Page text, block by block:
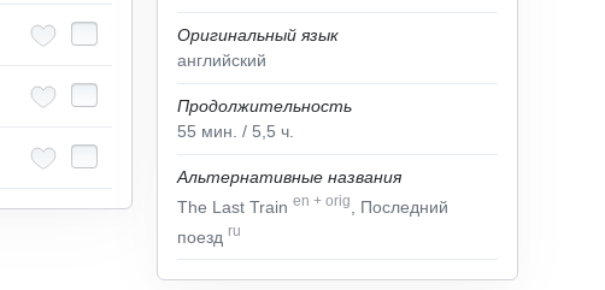
Оригинальный язык
английский
Продолжительность
55 мин. / 5,5 ч.
Альтернативные названия
The Last Train en + orig
, Последний
поезд ru